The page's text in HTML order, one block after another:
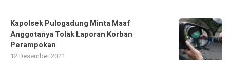
Kapolsek Pulogadung Minta Maaf
Anggotanya Tolak Laporan Korban
Perampokan
12 Desember 2021